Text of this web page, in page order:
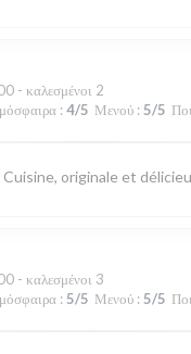
- καλεσμένοι 2
: 4/5 Μενού : 5/5
originale et
- καλεσμένοι 3
: 5/5 Μενού : 5/5